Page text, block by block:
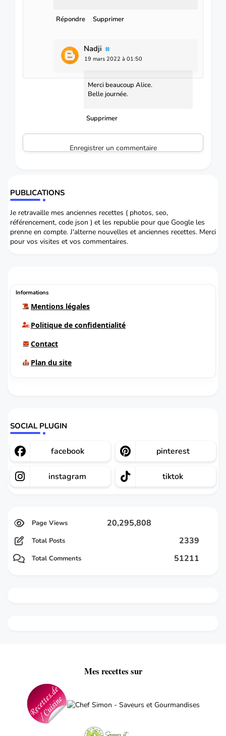
Répondre Supprimer
Nadji
19 mars 2022 à 01:50
Merci beaucoup Alice.
Belle journée.
Supprimer
Enregistrer un commentaire
PUBLICATIONS
Je retravaille mes anciennes recettes ( photos, seo,
référencement, code json ) et les republie pour que Google les
prenne en compte. J'alterne nouvelles et anciennes recettes. Merci
pour vos visites et vos commentaires.
Informations
Mentions légales
Politique de confidentialité
Contact
Plan du site
SOCIAL PLUGIN
facebook pinterest
instagram tiktok
20,295,808
Total Posts 2339
Total Comments 51211
Mes recettes sur